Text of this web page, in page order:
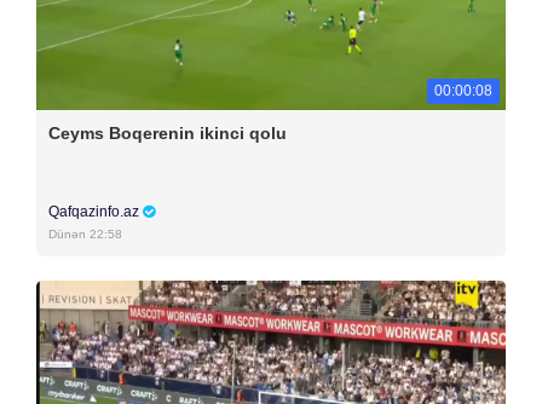
00:00:08
Ceyms Boqerenin ikinci qolu
Qafqazinfo.az
Dünən 22:58